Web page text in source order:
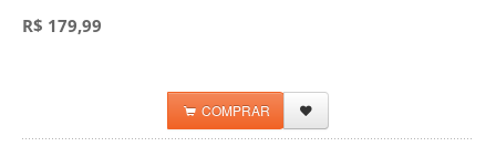
R$ 179,99
COMPRAR